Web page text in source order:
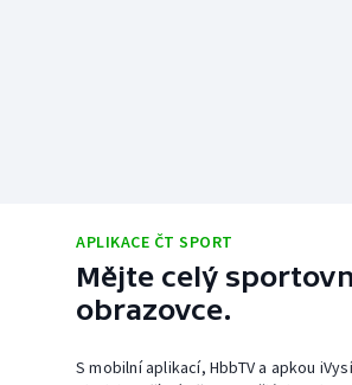
APLIKACE ČT SPORT
Mějte celý
obrazovce.
S mobilní aplikací, HbbTV a apkou